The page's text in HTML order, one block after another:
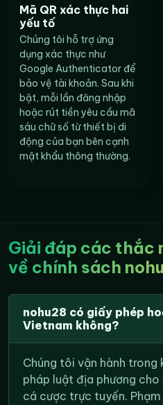
Mã QR xác thực hai
yếu tố
Chúng tôi hỗ trợ ứng
dụng xác thực như
Google Authenticator để
bảo vệ tài khoản. Sau khi
bật, mỗi lần đăng nhập
hoặc rút tiền yêu cầu mã
sáu chữ số từ thiết bị di
động của bạn bên cạnh
mật khẩu thông thường.
Giải đáp các thắc
về chính sách
nohu28 có giấy phép
Vietnam không?
Chúng tôi vận hành trong
pháp luật địa phương
cá cược trực tuyến.